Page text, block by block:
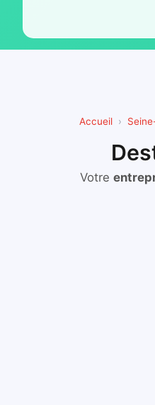
Accueil
Votre